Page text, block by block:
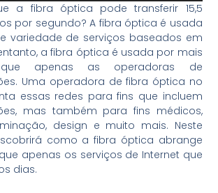
a fibra óptica pode transferir 15,5
por segundo? A fibra óptica é usada
variedade de serviços baseados em
a fibra óptica é usada por mais
apenas as operadoras de
Uma operadora de fibra óptica no
essas redes para fins que incluem
mas também para fins médicos,
design e muito mais. Neste
como a fibra óptica abrange
apenas os serviços de Internet que
dias.